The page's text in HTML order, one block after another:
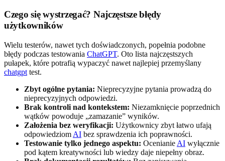
Czego się wystrzegać? Najczęstsze błędy
użytkowników
Wielu testerów, nawet tych doświadczonych, popełnia podobne
błędy podczas testowania ChatGPT. Oto lista najczęstszych
pułapek, które potrafią wypaczyć nawet najlepiej przemyślany
chatgpt test.
Zbyt ogólne pytania: Nieprecyzyjne pytania prowadzą do
nieprecyzyjnych odpowiedzi.
Brak kontroli nad kontekstem: Niezamknięcie poprzednich
wątków powoduje „zamazanie” wyników.
Założenia bez weryfikacji: Użytkownicy zbyt łatwo ufają
odpowiedziom AI bez sprawdzenia ich poprawności.
Testowanie tylko jednego aspektu: Ocenianie AI wyłącznie
pod kątem kreatywności lub wiedzy daje niepełny obraz.